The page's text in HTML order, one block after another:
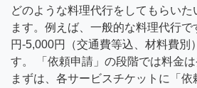
どのような料理代行をしてもらいた
ます。例えば、一般的な料理代行
円-5,000円（交通費等込、材料費別
す。 「依頼申請」の段階では料金は
まずは、各サービスチケットに「